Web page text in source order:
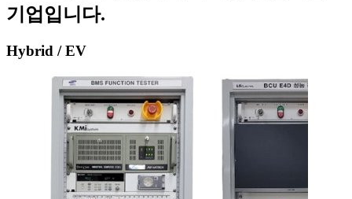
기업입니다.
Hybrid / EV